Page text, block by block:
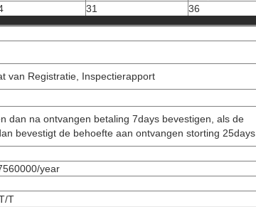
31 36
van Registratie, Inspectierapport
dan na ontvangen betaling 7days bevestigen, als de
bevestigt de behoefte aan ontvangen storting 25days.
year
T